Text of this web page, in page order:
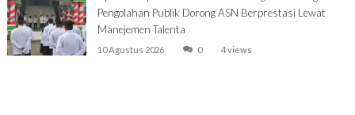
Pengolahan Publik Dorong ASN Berprestasi Lewat
Manejemen Talenta
10 Agustus 2026 0 4 views